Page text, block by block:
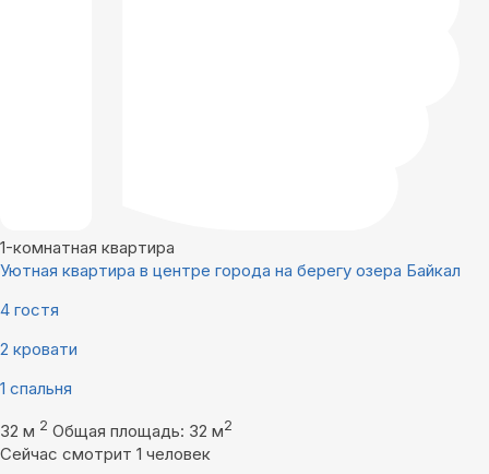
1-комнатная квартира
Уютная квартира в центре города на берегу озера Байкал
4 гостя
2 кровати
1 спальня
32 м 2 Общая площадь: 32 м2
Сейчас смотрит 1 человек